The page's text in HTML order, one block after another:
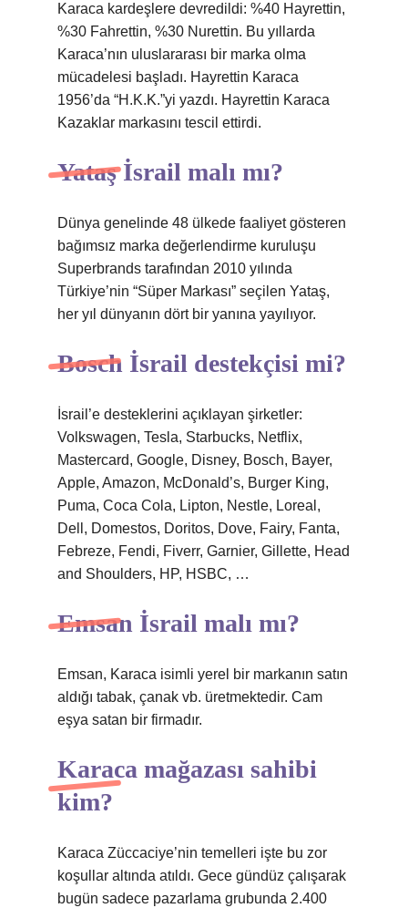
Karaca kardeşlere devredildi: %40 Hayrettin,
%30 Fahrettin, %30 Nurettin. Bu yıllarda
Karaca’nın uluslararası bir marka olma
mücadelesi başladı. Hayrettin Karaca
1956’da “H.K.K.”yi yazdı. Hayrettin Karaca
Kazaklar markasını tescil ettirdi.
Yataş İsrail malı mı?
Dünya genelinde 48 ülkede faaliyet gösteren
bağımsız marka değerlendirme kuruluşu
Superbrands tarafından 2010 yılında
Türkiye’nin “Süper Markası” seçilen Yataş,
her yıl dünyanın dört bir yanına yayılıyor.
Bosch İsrail destekçisi mi?
İsrail’e desteklerini açıklayan şirketler:
Volkswagen, Tesla, Starbucks, Netflix,
Mastercard, Google, Disney, Bosch, Bayer,
Apple, Amazon, McDonald’s, Burger King,
Puma, Coca Cola, Lipton, Nestle, Loreal,
Dell, Domestos, Doritos, Dove, Fairy, Fanta,
Febreze, Fendi, Fiverr, Garnier, Gillette, Head
and Shoulders, HP, HSBC, …
Emsan İsrail malı mı?
Emsan, Karaca isimli yerel bir markanın satın
aldığı tabak, çanak vb. üretmektedir. Cam
eşya satan bir firmadır.
Karaca mağazası sahibi
kim?
Karaca Züccaciye’nin temelleri işte bu zor
koşullar altında atıldı. Gece gündüz çalışarak
bugün sadece pazarlama grubunda 2.400